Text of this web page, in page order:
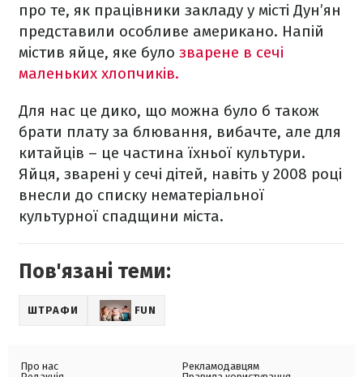
про те, як працівники закладу у місті Дун’ян
представили особливе американо. Напій
містив яйце, яке було зварене в сечі
маленьких хлопчиків.
Для нас це дико, що можна було б також
брати плату за блювання, вибачте, але для
китайців – це частина їхньої культури.
Яйця, зварені у сечі дітей, навіть у 2008 році
внесли до списку нематеріальної
культурної спадщини міста.
Пов'язані теми:
ШТРАФИ FUN
Про нас
Рекламодавцям